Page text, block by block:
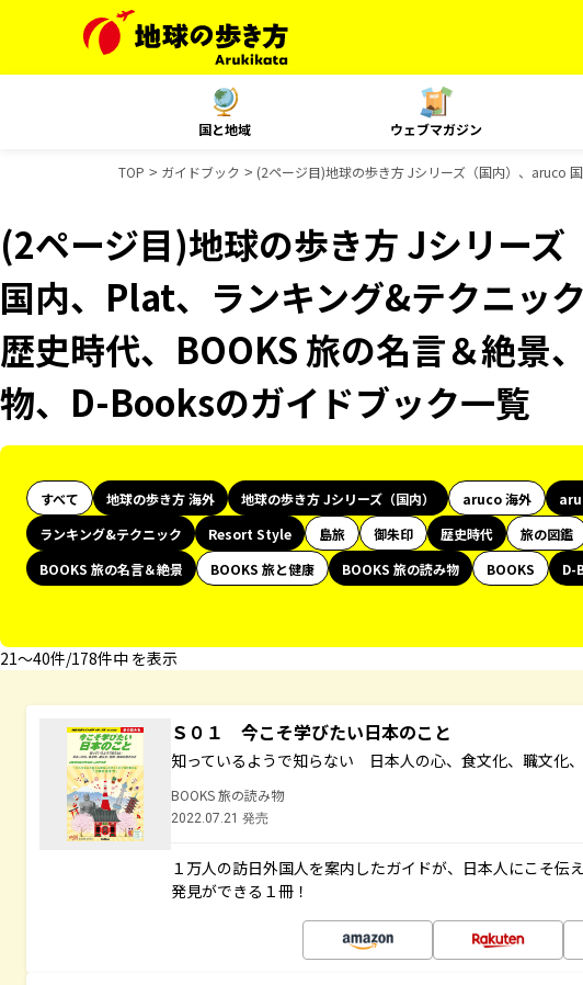
国と地域 ウェブマガジン
TOP ガイドブック (2ページ目)地球の歩き方 Jシリーズ（国内）、aruco
(2ページ目)地球の歩き方 Jシリー
国内、Plat、ランキング&テクニッ
歴史時代、BOOKS 旅の名言＆絶景
物、D-Booksのガイドブック一覧
すべて 地球の歩き方 海外 地球の歩き方 Jシリーズ（国内） aruco 海外
ランキング&テクニック
Resort Style 島旅 御朱印 歴史時代 旅の図鑑
BOOKS 旅の名言＆絶景
BOOKS 旅と健康 BOOKS 旅の読み物 BOOKS
D-
21〜40件/178件中 を表示
Ｓ０１ 今こそ学びたい日本のこと
知っているようで知らない 日本人の心、食文化、職文化
BOOKS 旅の読み物
2022.07.21 発売
１万人の訪日外国人を案内したガイドが、日本人にこそ伝
発見ができる１冊！